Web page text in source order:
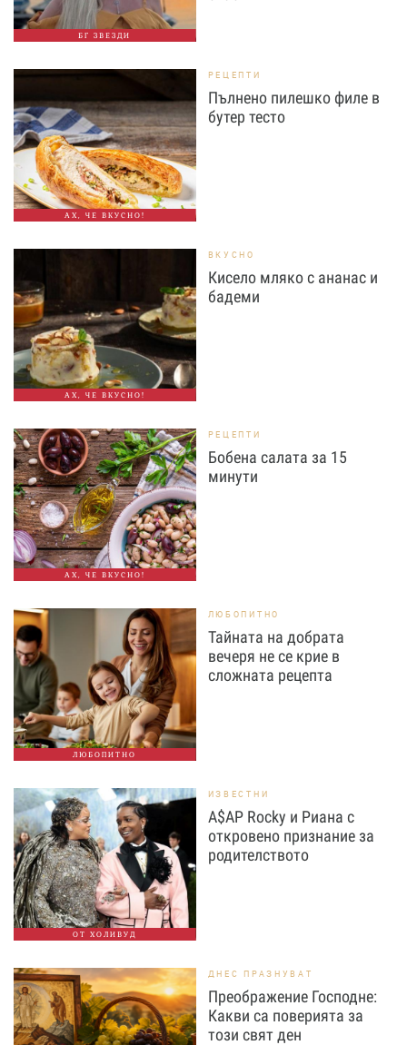
БГ ЗВЕЗДИ
АХ, ЧЕ ВКУСНО!
РЕЦЕПТИ
Пълнено пилешко филе в
бутер тесто
АХ, ЧЕ ВКУСНО!
ВКУСНО
Кисело мляко с ананас и
бадеми
АХ, ЧЕ ВКУСНО!
РЕЦЕПТИ
Бобена салата за 15
минути
ЛЮБОПИТНО
ЛЮБОПИТНО
Тайната на добрата
вечеря не се крие в
сложната рецепта
ОТ ХОЛИВУД
ИЗВЕСТНИ
A$AP Rocky и Риана с
откровено признание за
родителството
ДНЕС ПРАЗНУВАТ
Преображение Господне:
Какви са поверията за
този свят ден